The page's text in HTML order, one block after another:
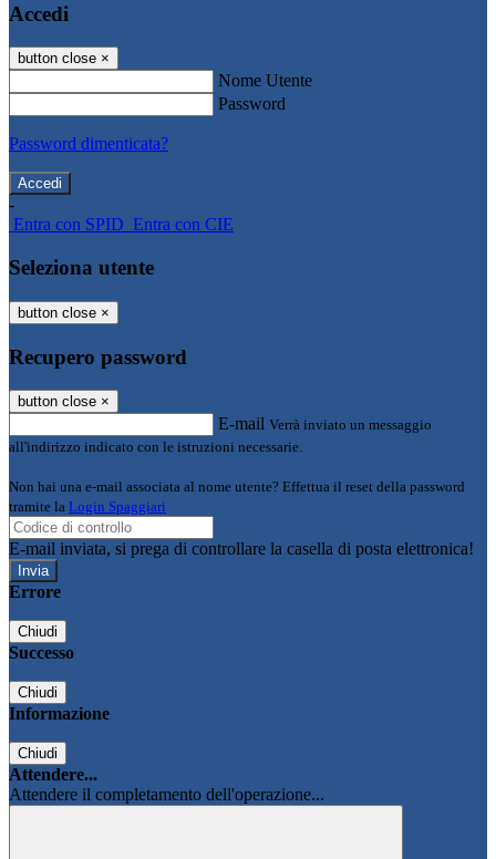
Accedi
button close ×
Nome Utente
Password
Password dimenticata?
-
Entra con SPID Entra con CIE
Seleziona utente
button close ×
Recupero password
button close ×
E-mail Verrà inviato un messaggio
all'indirizzo indicato con le istruzioni necessarie.
Non hai una e-mail associata al nome utente? Effettua il reset della password
tramite la Login Spaggiari
E-mail inviata, si prega di controllare la casella di posta elettronica!
Errore
Chiudi
Successo
Chiudi
Informazione
Chiudi
Attendere...
Attendere il completamento dell'operazione...